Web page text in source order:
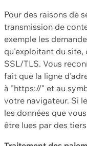
Pour des raisons de
transmission de
exemple les
qu'exploitant du
SSL/TLS. Vous
fait que la ligne
à "https://" et au
votre navigateur. Si
les données que
être lues par des